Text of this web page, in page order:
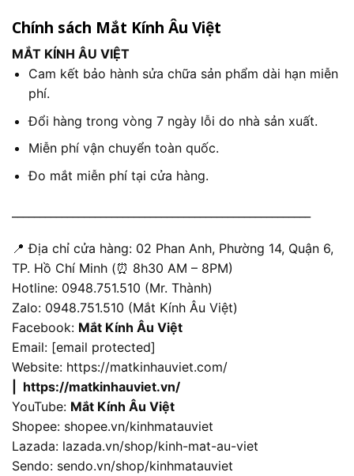
Chính sách Mắt Kính Âu Việt
MẮT KÍNH ÂU VIỆT
Cam kết bảo hành sửa chữa sản phẩm dài hạn miễn
phí.
Đổi hàng trong vòng 7 ngày lỗi do nhà sản xuất.
Miễn phí vận chuyển toàn quốc.
Đo mắt miễn phí tại cửa hàng.
📍 Địa chỉ cửa hàng: 02 Phan Anh, Phường 14, Quận 6,
TP. Hồ Chí Minh (⏰ 8h30 AM – 8PM)
Hotline: 0948.751.510 (Mr. Thành)
Zalo: 0948.751.510 (Mắt Kính Âu Việt)
Facebook: Mắt Kính Âu Việt
Email: [email protected]
Website: https://matkinhauviet.com/
https://matkinhauviet.vn/
YouTube: Mắt Kính Âu Việt
Shopee: shopee.vn/kinhmatauviet
Lazada: lazada.vn/shop/kinh-mat-au-viet
Sendo: sendo.vn/shop/kinhmatauviet